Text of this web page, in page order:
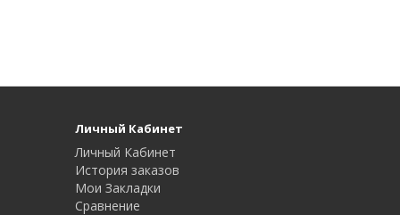
Личный Кабинет
Личный Кабинет
История заказов
Мои Закладки
Сравнение